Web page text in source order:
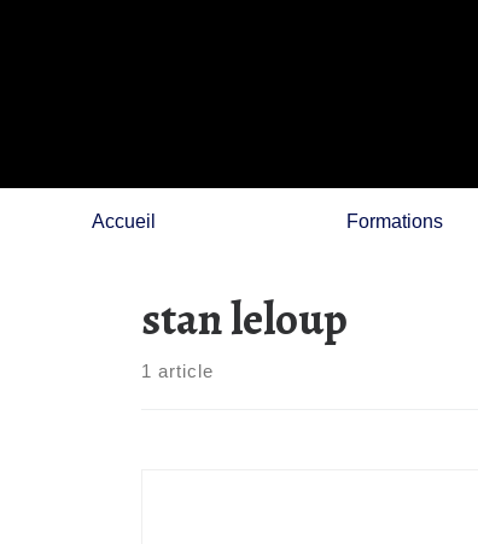
Accueil Formations
stan leloup
1 article